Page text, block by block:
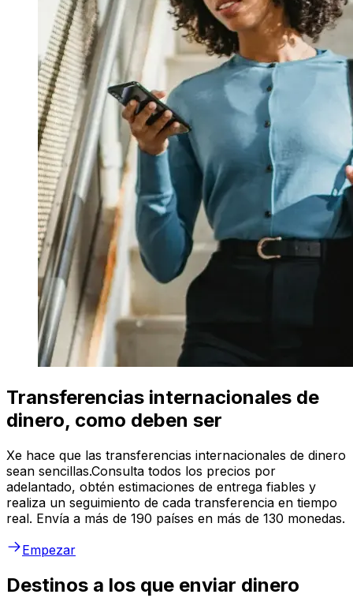
Transferencias internacionales de
dinero, como deben ser
Xe hace que las transferencias internacionales de dinero
sean sencillas.Consulta todos los precios por
adelantado, obtén estimaciones de entrega fiables y
realiza un seguimiento de cada transferencia en tiempo
real. Envía a más de 190 países en más de 130 monedas.
Empezar
Destinos a los que enviar dinero